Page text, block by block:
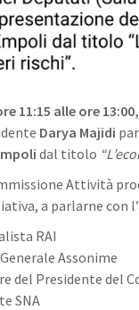
11:15 alle ore
Darya Majidi
dal titolo
Attività
a parlarne con
RAI
Assonime
del Presidente del
SNA